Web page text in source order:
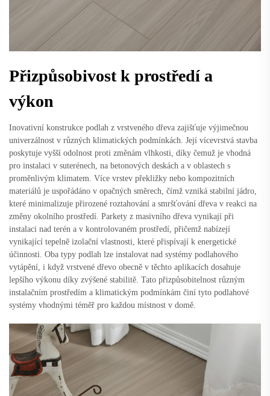
Přizpůsobivost k prostředí a
výkon
Inovativní konstrukce podlah z vrstveného dřeva zajišťuje výjimečnou
univerzálnost v různých klimatických podmínkách. Její vícevrstvá stavba
poskytuje vyšší odolnost proti změnám vlhkosti, díky čemuž je vhodná
pro instalaci v suterénech, na betonových deskách a v oblastech s
proměnlivým klimatem. Více vrstev překližky nebo kompozitních
materiálů je uspořádáno v opačných směrech, čímž vzniká stabilní jádro,
které minimalizuje přirozené roztahování a smršťování dřeva v reakci na
změny okolního prostředí. Parkety z masivního dřeva vynikají při
instalaci nad terén a v kontrolovaném prostředí, přičemž nabízejí
vynikající tepelně izolační vlastnosti, které přispívají k energetické
účinnosti. Oba typy podlah lze instalovat nad systémy podlahového
vytápění, i když vrstvené dřevo obecně v těchto aplikacích dosahuje
lepšího výkonu díky zvýšené stabilitě. Tato přizpůsobitelnost různým
instalačním prostředím a klimatickým podmínkám činí tyto podlahové
systémy vhodnými téměř pro každou místnost v domě.